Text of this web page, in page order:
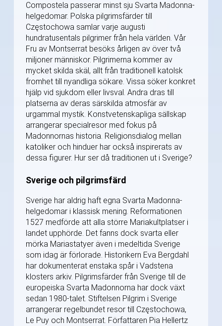
Compostela passerar minst sju Svarta Madonna-
helgedomar. Polska pilgrimsfärder till
Częstochowa samlar varje augusti
hundratusentals pilgrimer från hela världen. Vår
Fru av Montserrat besöks årligen av över två
miljoner människor. Pilgrimerna kommer av
mycket skilda skäl, allt från traditionell katolsk
fromhet till nyandliga sökare. Vissa söker konkret
hjälp vid sjukdom eller livsval. Andra dras till
platserna av deras särskilda atmosfär av
urgammal mystik. Konstvetenskapliga sällskap
arrangerar specialresor med fokus på
Madonnornas historia. Religionsdialog mellan
katoliker och hinduer har också inspirerats av
dessa figurer. Hur ser då traditionen ut i Sverige?
Sverige och pilgrimsfärd
Sverige har aldrig haft egna Svarta Madonna-
helgedomar i klassisk mening. Reformationen
1527 medförde att alla större Mariakultplatser i
landet upphörde. Det fanns dock svarta eller
mörka Mariastatyer även i medeltida Sverige
som idag är förlorade. Historikern Eva Bergdahl
har dokumenterat enstaka spår i Vadstena
klosters arkiv. Pilgrimsfärder från Sverige till de
europeiska Svarta Madonnorna har dock växt
sedan 1980-talet. Stiftelsen Pilgrim i Sverige
arrangerar regelbundet resor till Częstochowa,
Le Puy och Montserrat. Författaren Pia Hellertz